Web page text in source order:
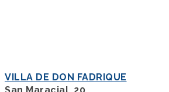
VILLA DE DON FADRIQUE
San Maracial, 20